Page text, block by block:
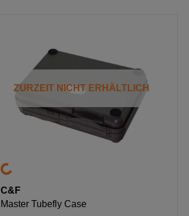
ZURZEIT NICHT ERHÄLTLICH
C&F
Master Tubefly Case